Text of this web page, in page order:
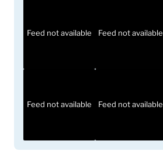
Feed not available Feed not available
Feed not available Feed not available